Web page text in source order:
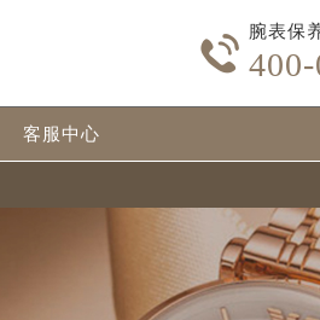

腕表保
客服中心